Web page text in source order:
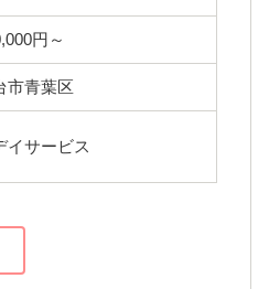
感を尊重する「サード
す。
己肯定感を高め、自身
ながっていきます。
学び合い、成長し合え
」を提供いたします。
円～
市青葉区
イサービス